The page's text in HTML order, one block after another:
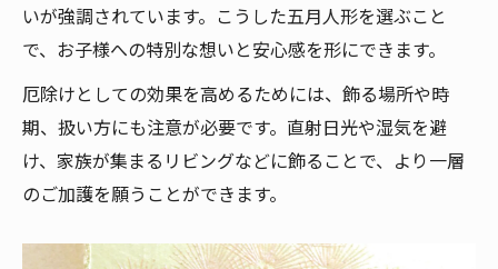
いが強調されています。こうした五月人形を選ぶこと
で、お子様への特別な想いと安心感を形にできます。
厄除けとしての効果を高めるためには、飾る場所や時
期、扱い方にも注意が必要です。直射日光や湿気を避
け、家族が集まるリビングなどに飾ることで、より一層
のご加護を願うことができます。